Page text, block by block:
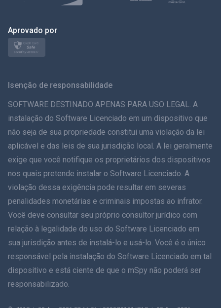
Polonês
日本
ภาษาไทย
Dansk
हिंदी
עברית
Romãă
Ελληνικά
Aprovado por
Isenção de responsabilidade
SOFTWARE DESTINADO APENAS PARA USO LEGAL. A
instalação do Software Licenciado em um dispositivo que
não seja de sua propriedade constitui uma violação da lei
aplicável e das leis de sua jurisdição local. A lei geralmente
exige que você notifique os proprietários dos dispositivos
nos quais pretende instalar o Software Licenciado. A
violação dessa exigência pode resultar em severas
penalidades monetárias e criminais impostas ao infrator.
Você deve consultar seu próprio consultor jurídico com
relação à legalidade do uso do Software Licenciado em
sua jurisdição antes de instalá-lo e usá-lo. Você é o único
responsável pela instalação do Software Licenciado em tal
dispositivo e está ciente de que o mSpy não poderá ser
responsabilizado.